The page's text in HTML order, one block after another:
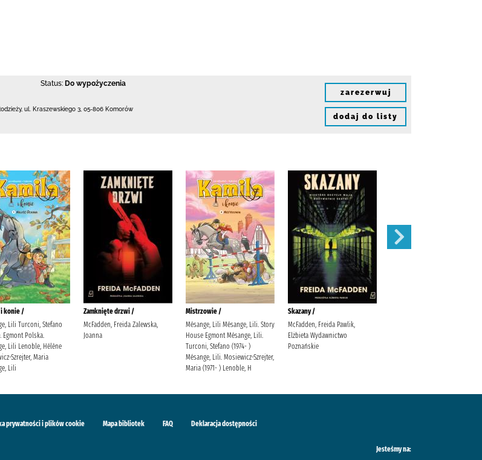
Status: Do wypożyczenia
ul. Kraszewskiego 3 05-806 Komorów
zarezerwuj
dodaj do listy
i konie /
Lili Turconi, Stefano
Egmont Polska.
Lili Lenoble, Hélène
Szrejter, Maria
Lili
Zamknięte drzwi /
McFadden, Freida Zalewska,
Joanna
Mistrzowie /
Mésange, Lili Mésange, Lili. Story
House Egmont Mésange, Lili.
Turconi, Stefano (1974- )
Mésange, Lili. Mosiewicz-Szrejter,
Maria (1971- ) Lenoble, H
Skazany /
McFadden, Freida Pawlik,
Elżbieta Wydawnictwo
Poznańskie
prywatności i plików cookie Mapa bibliotek FAQ Deklaracja dostępności
Jesteśmy na: